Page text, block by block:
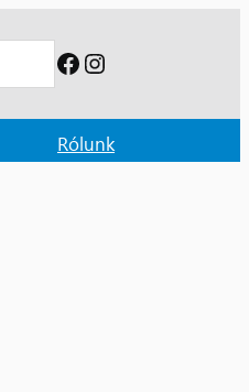
Facebook
Instagram
Rólunk